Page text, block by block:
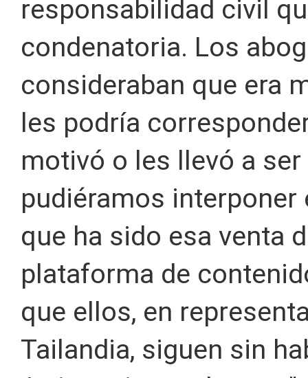
responsabilidad civil
condenatoria. Los
consideraban que era
les podría
motivó o les llevó a
pudiéramos
que ha sido esa venta
plataforma de
que ellos, en
Tailandia, siguen sin